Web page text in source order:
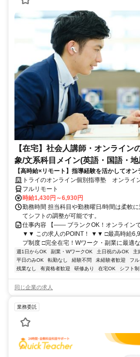
【在宅】社会人講師・オンライン
象/文系科目メイン(英語・国語・
【高時給×リモート】指導経験を活かしてオ
週1～OK！
トライのオンライン個別指導塾 オンライ
フルリモート
時給1,430円～6,930円
勤務時間 担当科目や勤務曜日/時間は柔軟
てシフトの調整が可能です。
仕事内容 【―― ブランクOK！オンライン
▼▼ この求人のPOINT！ ▼▼ □最高時給
プ制度 □完全在宅！Wワーク・副業に最適
週1日からOK 副業・WワークOK 土日祝のみOK 主
平日のみOK
転勤なし 経験不問 未経験者歓迎 フ
残業なし
有資格者歓迎 研修あり 在宅OK シフト制
同じ企業の求人
業務委託